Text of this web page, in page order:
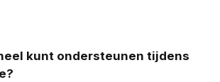
kunt ondersteunen tijdens